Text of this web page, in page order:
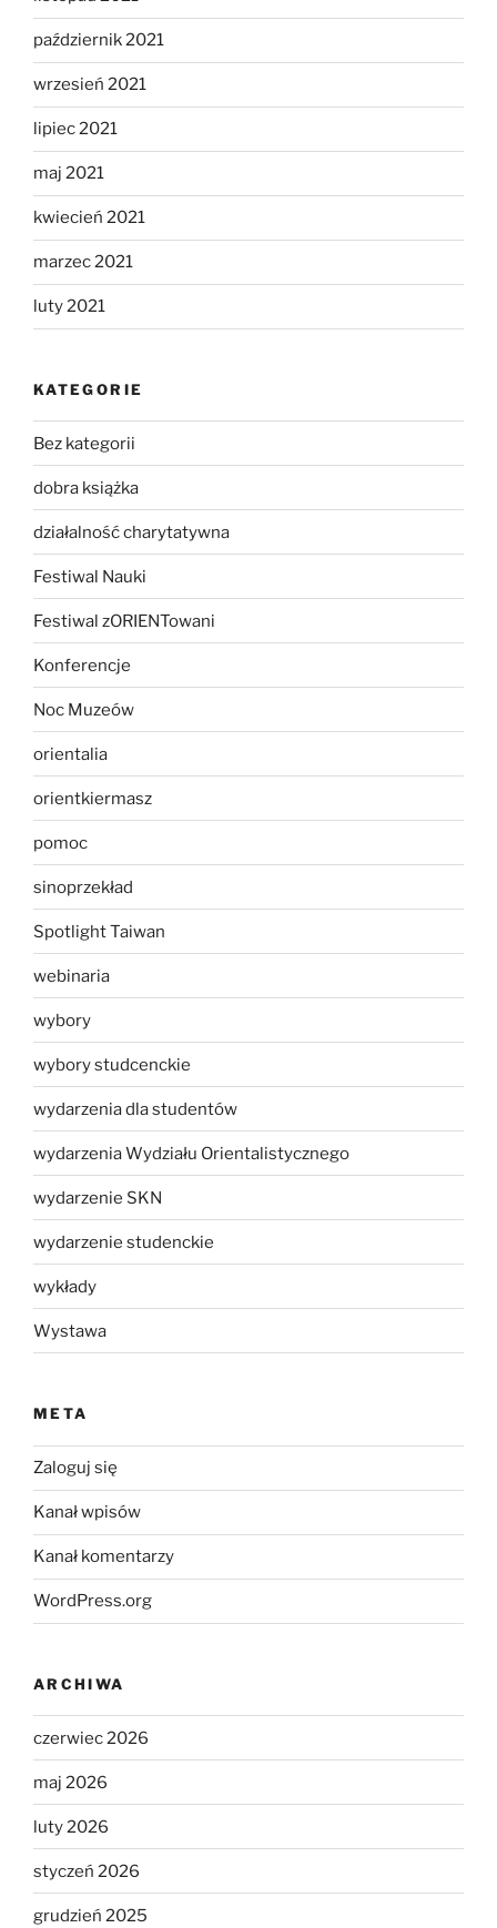
październik 2021
wrzesień 2021
lipiec 2021
maj 2021
kwiecień 2021
marzec 2021
luty 2021
KATEGORIE
Bez kategorii
dobra książka
działalność charytatywna
Festiwal Nauki
Festiwal zORIENTowani
Konferencje
Noc Muzeów
orientalia
orientkiermasz
pomoc
sinoprzekład
Spotlight Taiwan
webinaria
wybory
wybory studcenckie
wydarzenia dla studentów
wydarzenia Wydziału Orientalistycznego
wydarzenie SKN
wydarzenie studenckie
wykłady
Wystawa
META
Zaloguj się
Kanał wpisów
Kanał komentarzy
WordPress.org
ARCHIWA
czerwiec 2026
maj 2026
luty 2026
styczeń 2026
grudzień 2025